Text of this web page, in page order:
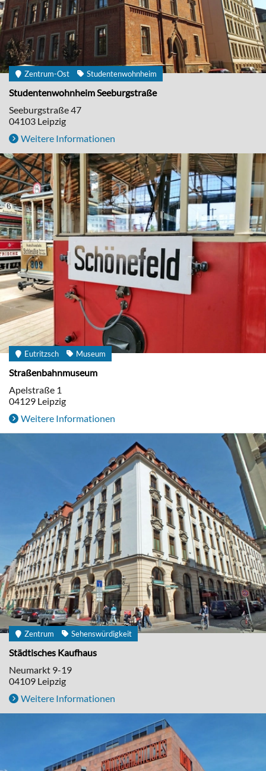
Zentrum-Ost Studentenwohnheim
Studentenwohnheim Seeburgstraße
Seeburgstraße 47
04103 Leipzig
Weitere Informationen
Eutritzsch Museum
Straßenbahnmuseum
Apelstraße 1
04129 Leipzig
Weitere Informationen
Zentrum Sehenswürdigkeit
Städtisches Kaufhaus
Neumarkt 9-19
04109 Leipzig
Weitere Informationen